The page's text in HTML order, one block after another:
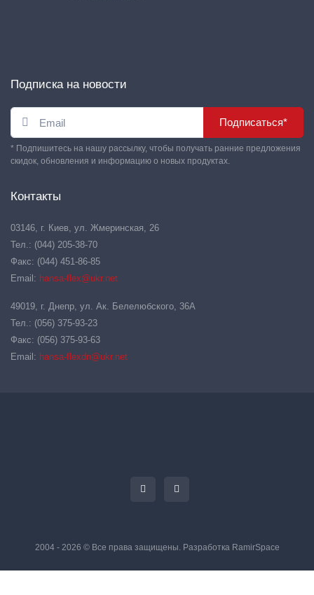
Подписка на новости
Подписаться*
* Подпишитесь на нашу рассылку, чтобы получать ранние предложения
скидок, обновления и информацию о новых продуктах.
Контакты
03146, г. Киев, ул. Жмеринская, 26
Тел.: (044) 205-38-70
Факс: (044) 451-86-85
Email: hansa-flex@ukr.net
49019, г. Днепр, ул. Ак. Белелюбского, 36А
Тел.: (056) 375-93-23
Факс: (056) 375-93-63
Email: hansa-flexdn@ukr.net
2004 - 2026 © Все права защищены. Разработка RamirSpace